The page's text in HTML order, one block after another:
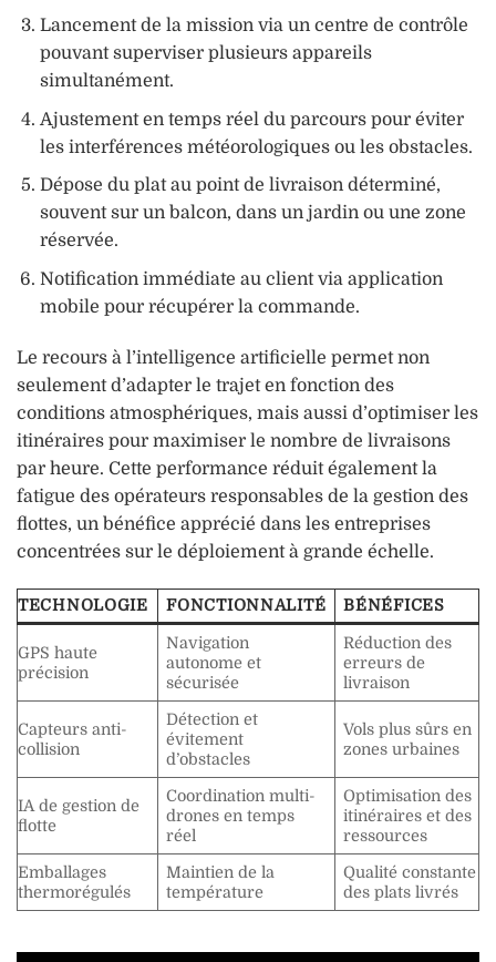
Lancement de la mission via un centre de contrôle
pouvant superviser plusieurs appareils
simultanément.
Ajustement en temps réel du parcours pour éviter
les interférences météorologiques ou les obstacles.
Dépose du plat au point de livraison déterminé,
souvent sur un balcon, dans un jardin ou une zone
réservée.
Notification immédiate au client via application
mobile pour récupérer la commande.
Le recours à l’intelligence artificielle permet non
seulement d’adapter le trajet en fonction des
conditions atmosphériques, mais aussi d’optimiser les
itinéraires pour maximiser le nombre de livraisons
par heure. Cette performance réduit également la
fatigue des opérateurs responsables de la gestion des
flottes, un bénéfice apprécié dans les entreprises
concentrées sur le déploiement à grande échelle.
TECHNOLOGIE FONCTIONNALITÉ BÉNÉFICES
GPS haute
précision
Navigation
autonome et
sécurisée
Réduction des
erreurs de
livraison
Capteurs anti-
collision
Détection et
évitement
d’obstacles
Vols plus sûrs en
zones urbaines
IA de gestion de
flotte
Coordination multi-
drones en temps
réel
Optimisation des
itinéraires et des
ressources
Emballages
thermorégulés
Maintien de la
température
Qualité constante
des plats livrés